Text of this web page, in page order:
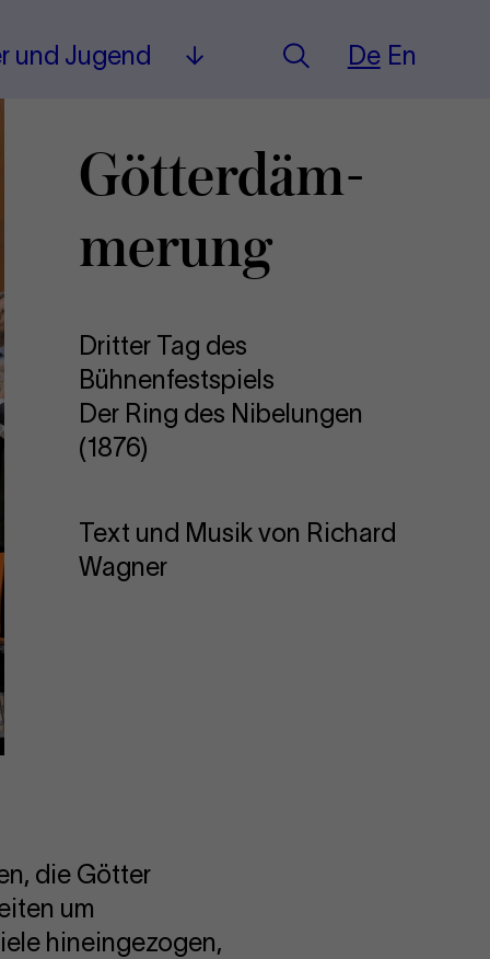
und Jugend
Mehr SucheDeutsch
De English
En
Göt­ter­däm­
me­rung
Dritter Tag des
Bühnenfestspiels
Der Ring des Nibelungen
(1876)
Text und Musik von Richard
Wagner
die Götter
um
hineingezogen,